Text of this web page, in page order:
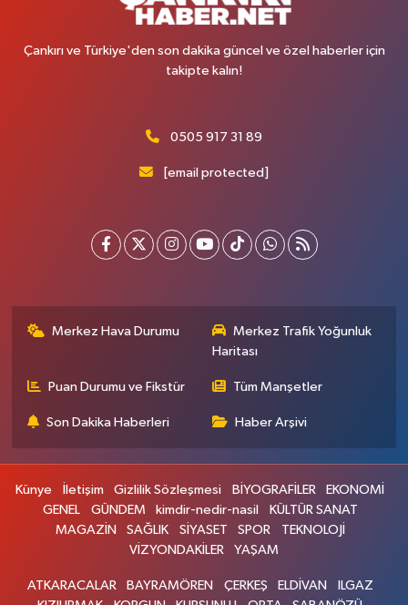
Çankırı ve Türkiye'den son dakika güncel ve özel haberler için
takipte kalın!
0505 917 31 89
[email protected]
Merkez Hava Durumu
Merkez Trafik Yoğunluk
Haritası
Puan Durumu ve Fikstür Tüm Manşetler
Son Dakika Haberleri Haber Arşivi
Künye İletişim Gizlilik Sözleşmesi BİYOGRAFİLER
EKONOMİ
GENEL
GÜNDEM kimdir-nedir-nasil
KÜLTÜR SANAT
MAGAZİN
SAĞLIK SİYASET SPOR
TEKNOLOJİ
VİZYONDAKİLER
YAŞAM
ATKARACALAR BAYRAMÖREN ÇERKEŞ ELDİVAN
ILGAZ